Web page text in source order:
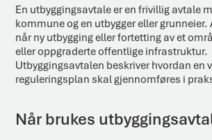
En utbyggingsavtale er en frivillig avtale
kommune og en utbygger eller grunneier.
når ny utbygging eller fortetting av et
eller oppgraderte offentlige infrastruktur.
Utbyggingsavtalen beskriver hvordan en
reguleringsplan skal gjennomføres i
Når brukes